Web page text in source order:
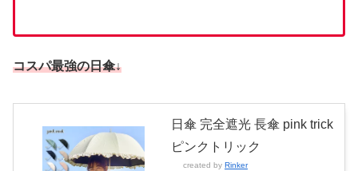
コスパ最強の日傘↓
日傘 完全遮光 長傘 pink trick
ピンクトリック
created by Rinker